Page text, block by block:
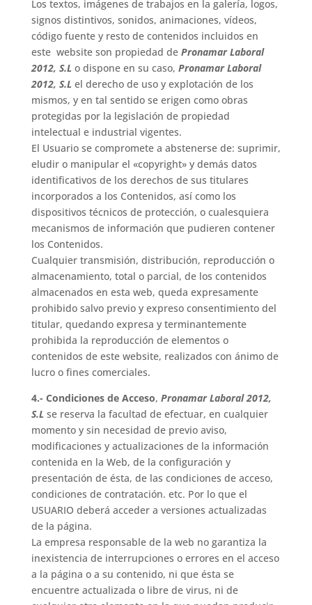
Los textos, imágenes de trabajos en la galería, logos,
signos distintivos, sonidos, animaciones, vídeos,
código fuente y resto de contenidos incluidos en
este website son propiedad de Pronamar Laboral
2012, S.Lo dispone en su caso, Pronamar Laboral
2012, S.Lel derecho de uso y explotación de los
mismos, y en tal sentido se erigen como obras
protegidas por la legislación de propiedad
intelectual e industrial vigentes.
El Usuario se compromete a abstenerse de: suprimir,
eludir o manipular el «copyright» y demás datos
identificativos de los derechos de sus titulares
incorporados a los Contenidos, así como los
dispositivos técnicos de protección, o cualesquiera
mecanismos de información que pudieren contener
los Contenidos.
Cualquier transmisión, distribución, reproducción o
almacenamiento, total o parcial, de los contenidos
almacenados en esta web, queda expresamente
prohibido salvo previo y expreso consentimiento del
titular, quedando expresa y terminantemente
prohibida la reproducción de elementos o
contenidos de este website, realizados con ánimo de
lucro o fines comerciales.
4.- Condiciones de Acceso, Pronamar Laboral 2012,
S.Lse reserva la facultad de efectuar, en cualquier
momento y sin necesidad de previo aviso,
modificaciones y actualizaciones de la información
contenida en la Web, de la configuración y
presentación de ésta, de las condiciones de acceso,
condiciones de contratación. etc. Por lo que el
USUARIO deberá acceder a versiones actualizadas
de la página.
La empresa responsable de la web no garantiza la
inexistencia de interrupciones o errores en el acceso
a la página o a su contenido, ni que ésta se
encuentre actualizada o libre de virus, ni de